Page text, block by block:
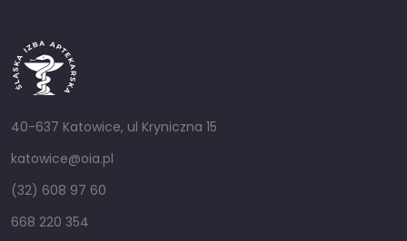
40-637 Katowice, ul Kryniczna 15
katowice@oia.pl
(32) 608 97 60
668 220 354